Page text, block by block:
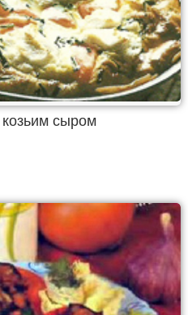
сыром